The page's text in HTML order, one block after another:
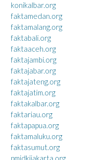
konikalbar.org
faktamedan.org
faktamalang.org
faktabali.org
faktaaceh.org
faktajambi.org
faktajabar.org
faktajateng.org
faktajatim.org
faktakalbar.org
faktariau.org
faktapapua.org
faktamaluku.org
faktasumut.org
pmidkijakarta.org